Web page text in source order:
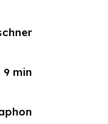
9 min